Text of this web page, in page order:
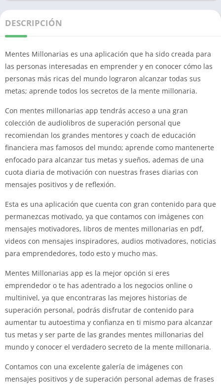
DESCRIPCIÓN
Mentes Millonarias es una aplicación que ha sido creada para
las personas interesadas en emprender y en conocer cómo las
personas más ricas del mundo lograron alcanzar todas sus
metas; aprende todos los secretos de la mente millonaria.
Con mentes millonarias app tendrás acceso a una gran
colección de audiolibros de superación personal que
recomiendan los grandes mentores y coach de educación
financiera mas famosos del mundo; aprende como mantenerte
enfocado para alcanzar tus metas y sueños, ademas de una
cuota diaria de motivación con nuestras frases diarias con
mensajes positivos y de reflexión.
Esta es una aplicación que cuenta con gran contenido para que
permanezcas motivado, ya que contamos con imágenes con
mensajes motivadores, libros de mentes millonarias en pdf,
videos con mensajes inspiradores, audios motivadores, noticias
para emprendedores, todo esto y mucho mas.
Mentes Millonarias app es la mejor opción si eres
emprendedor o te has adentrado a los negocios online o
multinivel, ya que encontraras las mejores historias de
superación personal, podrás disfrutar de contenido para
aumentar tu autoestima y confianza en ti mismo para alcanzar
tus metas y ser parte de las grandes mentes millonarias del
mundo y conocer el verdadero secreto de la mente millonaria.
Contamos con una excelente galería de imágenes con
mensajes positivos y de superación personal ademas de frases